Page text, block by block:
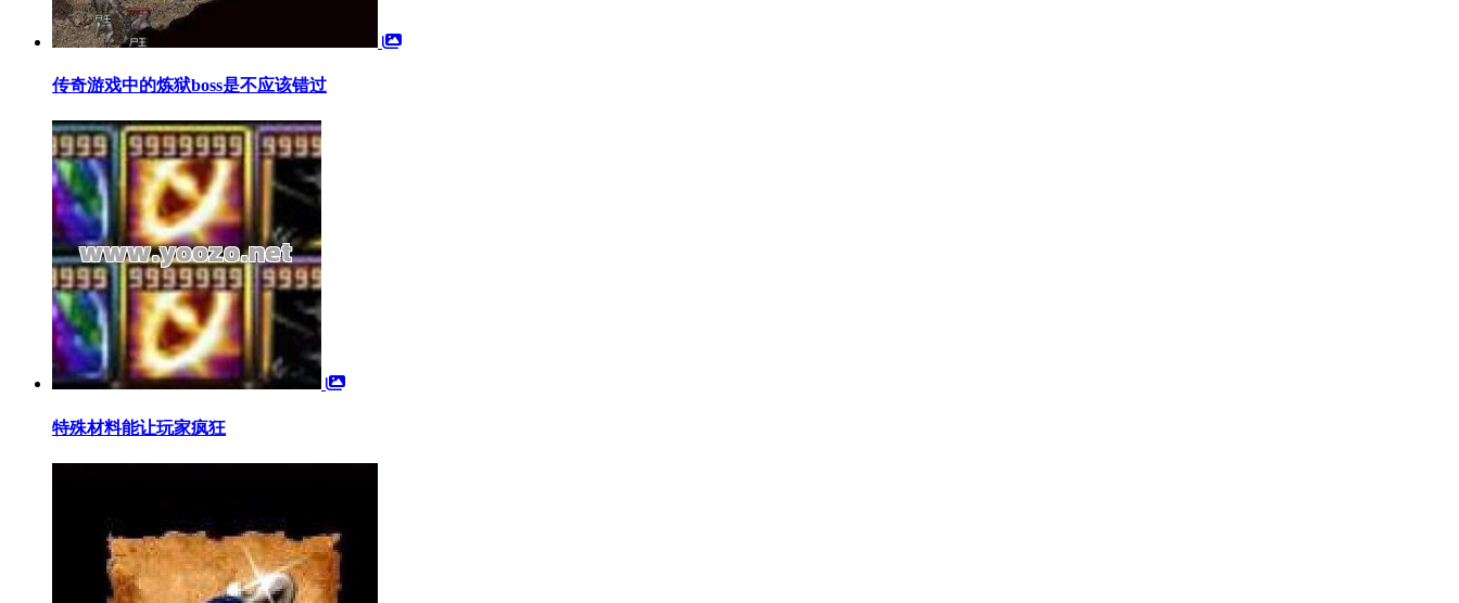
传奇游戏中的炼狱boss是不应该错过
特殊材料能让玩家疯狂